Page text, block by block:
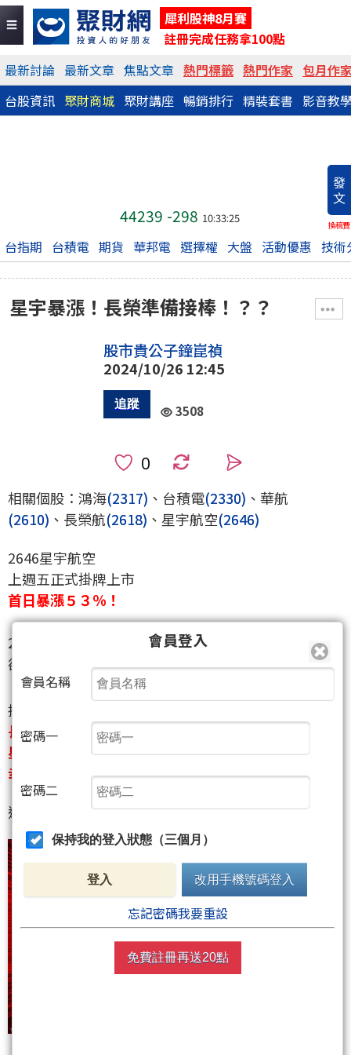
犀利股神8月賽
註冊完成任務拿100點
最新討論 最新文章 焦點文章 熱門標籤 熱門作家 包月作
台股資訊 聚財商城 聚財講座 暢銷排行 精裝套書 影音教
發
文
換稿費
44239 -298 10:33:25
台指期 台積電 期貨 華邦電 選擇權 大盤 活動優惠 技術
星宇暴漲！長榮準備接棒！？？
股市貴公子鐘崑禎
2024/10/26 12:45
3508
相關個股：鴻海(2317) 、台積電(2330) 、華航
(2610) 、長榮航(2618) 、星宇航空(2646)
2646星宇航空
上週五正式掛牌上市
首日暴漲５３％！
2618長榮航空
卻只小漲0.39%
接下來
長榮航有機會補漲嗎？
星宇航空還能買嗎？
幸運中籤的投資人需要先賣一趟嗎？
透過這張表跟大家詳解
會員登入
會員名稱
密碼一
密碼二
保持我的登入狀態（三個月）
登入 改用手機號碼登入
忘記密碼我要重設
免費註冊再送20點